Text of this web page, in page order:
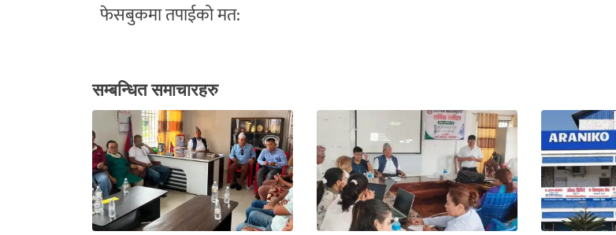
फेसबुकमा तपाईको मत:
सम्बन्धित समाचारहरु